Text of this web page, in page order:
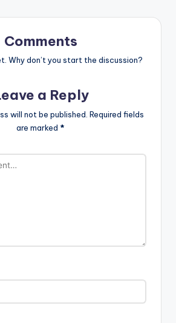
Comments
Why don’t you start the discussion?
a Reply
will not be published. Required fields
are marked *